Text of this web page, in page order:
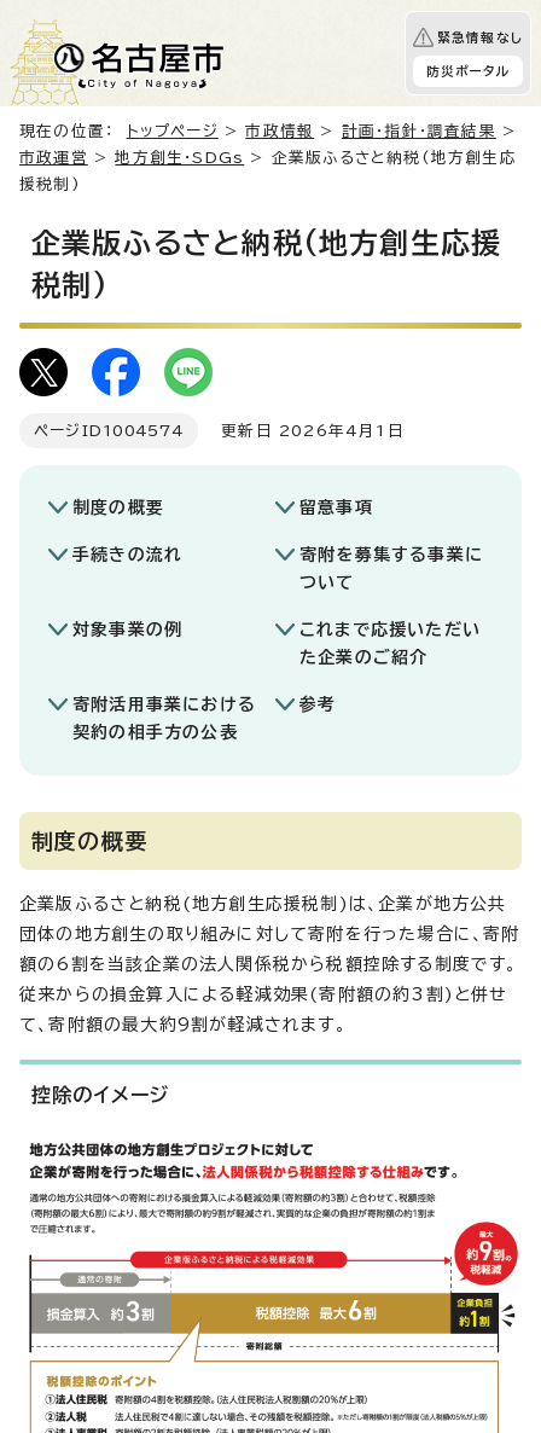
緊急情報なし
防災ポータル
現在の位置： トップページ >市政情報 > 計画・指針・調査結果
>
市政運営
>地方創生・SDGs
> 企業版ふるさと納税(地方創生応
援税制)
企業版ふるさと納税(地方創生応援
税制)
ページID 1004574 更新日 2026年4月1日
制度の概要 留意事項
手続きの流れ
寄附を募集する事業に
ついて
対象事業の例
これまで応援いただい
た企業のご紹介
寄附活用事業における
契約の相手方の公表
参考
制度の概要
企業版ふるさと納税(地方創生応援税制)は、企業が地方公共
団体の地方創生の取り組みに対して寄附を行った場合に、寄附
額の6割を当該企業の法人関係税から税額控除する制度です。
従来からの損金算入による軽減効果(寄附額の約3割)と併せ
て、寄附額の最大約9割が軽減されます。
控除のイメージ